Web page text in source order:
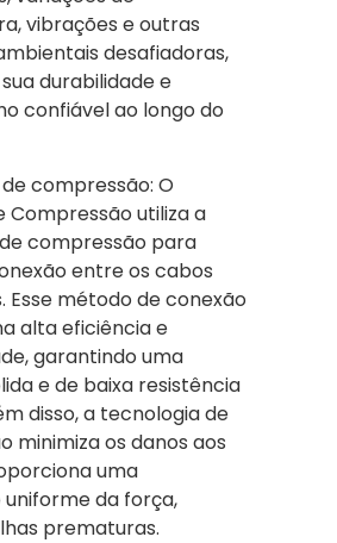
vibrações e outras
desafiadoras,
durabilidade e
confiável ao longo do
compressão: O
Compressão utiliza a
compressão para
entre os cabos
Esse método de conexão
alta eficiência e
garantindo uma
e de baixa resistência
disso, a tecnologia de
minimiza os danos aos
uma
da força,
prematuras.